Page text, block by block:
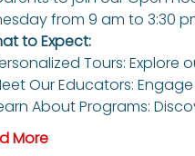
from 9 am to 3:30
to Expect:
Tours:
Our Educators:
About Programs:
More >